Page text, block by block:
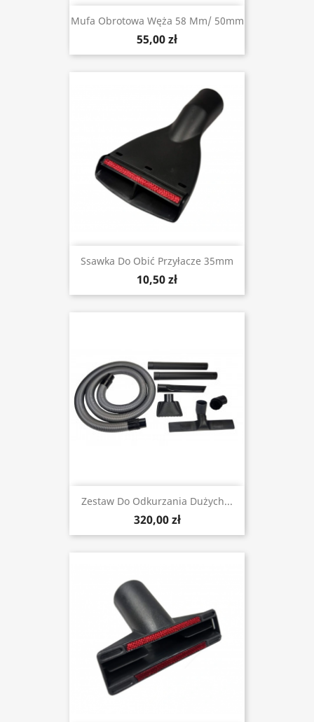
Mufa Obrotowa Węża 58 Mm/ 50mm
55,00 zł
Ssawka Do Obić Przyłacze 35mm
10,50 zł
Zestaw Do Odkurzania Dużych...
320,00 zł